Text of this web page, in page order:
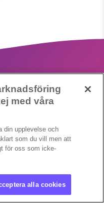
med våra
din upplevelse och
som du vill men att
för oss som icke-
alla cookies